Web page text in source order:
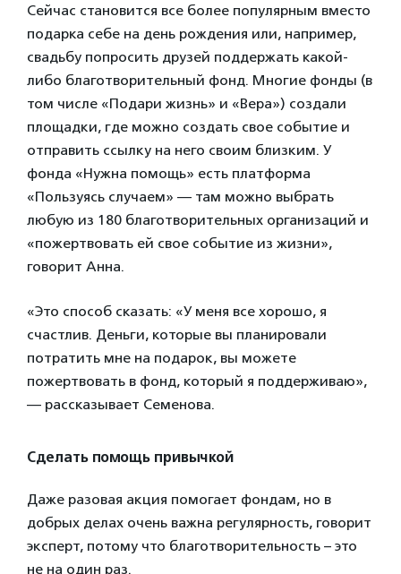
Сейчас становится все более популярным вместо
подарка себе на день рождения или, например,
свадьбу попросить друзей поддержать какой-
либо благотворительный фонд. Многие фонды (в
том числе «Подари жизнь» и «Вера») создали
площадки, где можно создать свое событие и
отправить ссылку на него своим близким. У
фонда «Нужна помощь» есть платформа
«Пользуясь случаем» — там можно выбрать
любую из 180 благотворительных организаций и
«пожертвовать ей свое событие из жизни»,
говорит Анна.
«Это способ сказать: «У меня все хорошо, я
счастлив. Деньги, которые вы планировали
потратить мне на подарок, вы можете
пожертвовать в фонд, который я поддерживаю»,
— рассказывает Семенова.
Сделать помощь привычкой
Даже разовая акция помогает фондам, но в
добрых делах очень важна регулярность, говорит
эксперт, потому что благотворительность – это
не на один раз.